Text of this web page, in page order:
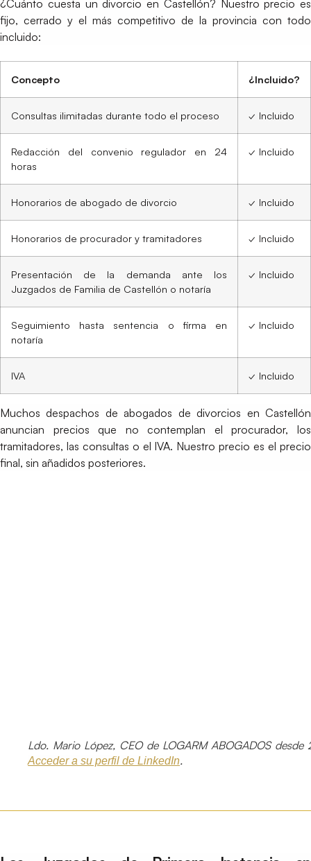
¿Cuánto cuesta un divorcio en Castellón? Nuestro precio es
fijo, cerrado y el más competitivo de la provincia con todo
incluido:
Concepto ¿Incluido?
Consultas ilimitadas durante todo el proceso ✓ Incluido
Redacción del convenio regulador en 24
horas
✓ Incluido
Honorarios de abogado de divorcio ✓ Incluido
Honorarios de procurador y tramitadores ✓ Incluido
Presentación de la demanda ante los
Juzgados de Familia de Castellón o notaría
✓ Incluido
Seguimiento hasta sentencia o firma en
notaría
✓ Incluido
IVA ✓ Incluido
Muchos despachos de abogados de divorcios en Castellón
anuncian precios que no contemplan el procurador, los
tramitadores, las consultas o el IVA. Nuestro precio es el precio
final, sin añadidos posteriores.
Ldo. Mario López, CEO de LOGARM ABOGADOS desde
Acceder a su perfil de LinkedIn.